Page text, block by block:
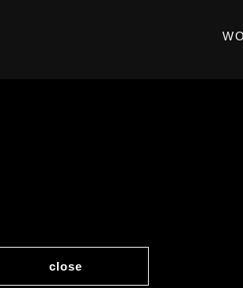
close